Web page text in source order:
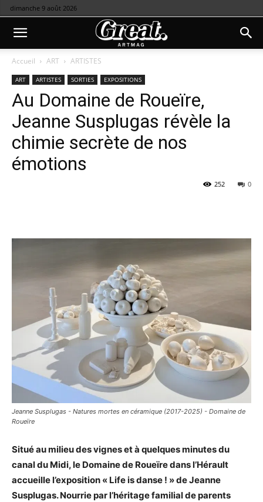
dimanche 9 août 2026
Accueil ART ARTISTES
ART ARTISTES SORTIES EXPOSITIONS
Au Domaine de Roueïre,
Jeanne Susplugas révèle la
chimie secrète de nos
émotions
0
252
Jeanne Susplugas - Natures mortes en céramique (2017-2025) - Domaine de
Roueïre
Situé au milieu des vignes et à quelques minutes du
canal du Midi, le Domaine de Roueïre dans l’Hérault
accueille l’exposition « Life is danse ! » de Jeanne
Susplugas. Nourrie par l’héritage familial de parents